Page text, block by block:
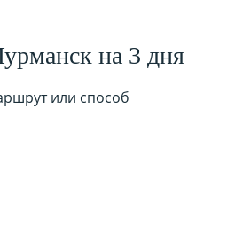
на 3 дня
или способ